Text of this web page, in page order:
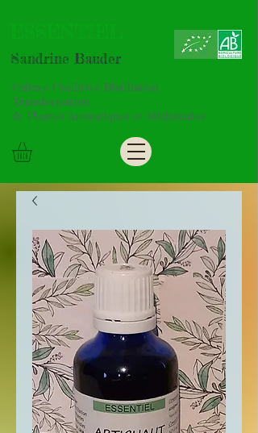
Sandrine Bauder
Culture Cueillette Distillation
Transformation
de Plantes Aromatiques et Médicinales